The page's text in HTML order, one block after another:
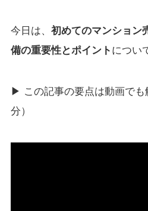
今日は、 初めてのマンション
備の重要性とポイント につい
▶ この記事の要点は動画でも
分）